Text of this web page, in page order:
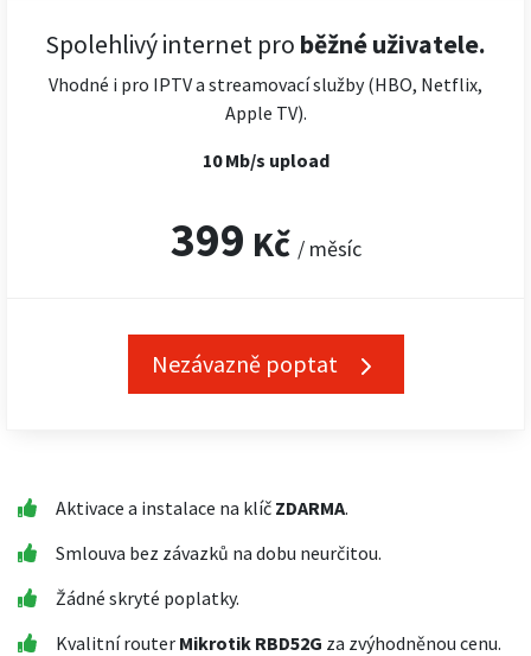
Spolehlivý internet pro běžné uživatele.
Vhodné i pro IPTV a streamovací služby (HBO, Netflix,
Apple TV).
10 Mb/s upload
399 Kč / měsíc
Nezávazně poptat
Aktivace a instalace na klíč ZDARMA.
Smlouva bez závazků na dobu neurčitou.
Žádné skryté poplatky.
Kvalitní router Mikrotik RBD52G za zvýhodněnou cenu.